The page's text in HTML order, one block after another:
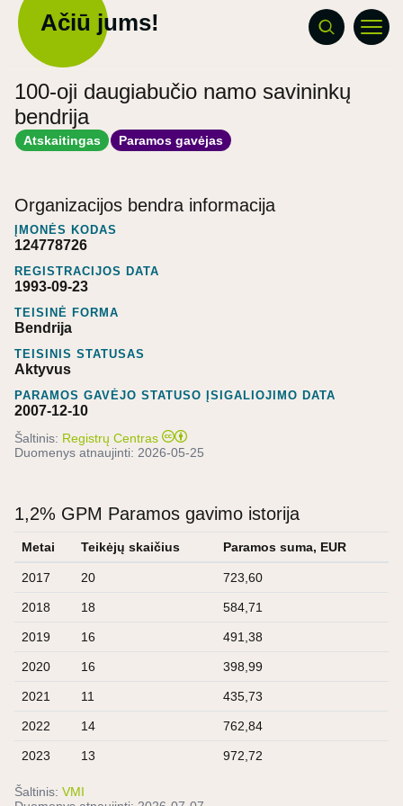
Ačiū jums!
100-oji daugiabučio namo savininkų
bendrija
Atskaitingas Paramos gavėjas
Organizacijos bendra informacija
ĮMONĖS KODAS
124778726
REGISTRACIJOS DATA
1993-09-23
TEISINĖ FORMA
Bendrija
TEISINIS STATUSAS
Aktyvus
PARAMOS GAVĖJO STATUSO ĮSIGALIOJIMO DATA
2007-12-10
Šaltinis: Registrų Centras
Duomenys atnaujinti: 2026-05-25
1,2% GPM Paramos gavimo istorija
Metai Teikėjų skaičius Paramos suma, EUR
2017 20 723,60
2018 18 584,71
2019 16 491,38
2020 16 398,99
2021 11 435,73
2022 14 762,84
2023 13 972,72
Šaltinis: VMI